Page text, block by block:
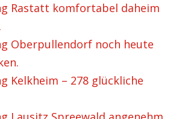
Rastatt komfortabel daheim
Oberpullendorf noch heute
Kelkheim – 278 glückliche